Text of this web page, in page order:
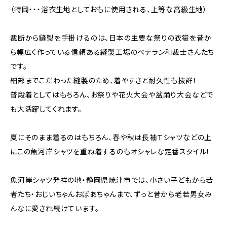
（特岡・・・浴衣生地としておもに使用される、上等な高級生地）
裁断から縫製を手掛けるのは、日本の主要な祭りの衣裳を昔か
ら幅広く作っている信頼ある縫製工場のベテラン和裁士さんたち
です。
細部までこだわった縫製のため、着やすさと耐久性も抜群！
普段着としてはもちろん、お祭りや花火大会や盆踊り大会などで
も大活躍してくれます。
夏にそのまま着るのはもちろん、春や秋は長袖Ｔシャツなどの上
にこの魚河岸シャツを重ね着するのもオシャレな定番スタイル！
魚河岸シャツ発祥の地・静岡県焼津市では、小さい子どもから若
者たち・おじいちゃんおばあちゃんまで、ずっと昔から老若男女み
んなに愛され続けています。